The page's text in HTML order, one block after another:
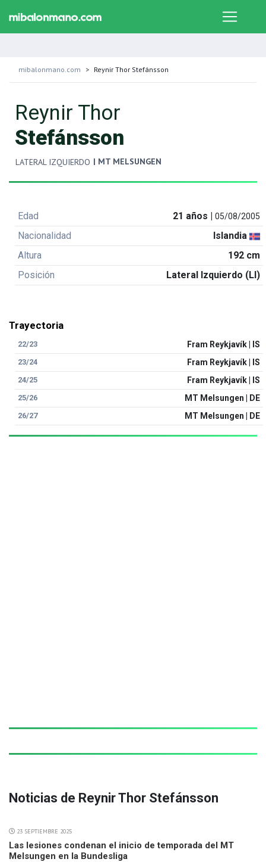
mibalonmano.com Reynir Thor Stefánsson
Reynir Thor
Stefánsson
LATERAL IZQUIERDO | MT MELSUNGEN
Edad 21 años |05/08/2005
Nacionalidad
Islandia
Altura
192 cm
Posición
Lateral Izquierdo (LI)
Trayectoria
22/23 Fram Reykjavík | IS
23/24 Fram Reykjavík | IS
24/25 Fram Reykjavík | IS
25/26 MT Melsungen | DE
26/27 MT Melsungen | DE
Noticias de Reynir Thor Stefánsson
23 SEPTIEMBRE 2025
Las lesiones condenan el inicio de temporada del MT
Melsungen en la Bundesliga